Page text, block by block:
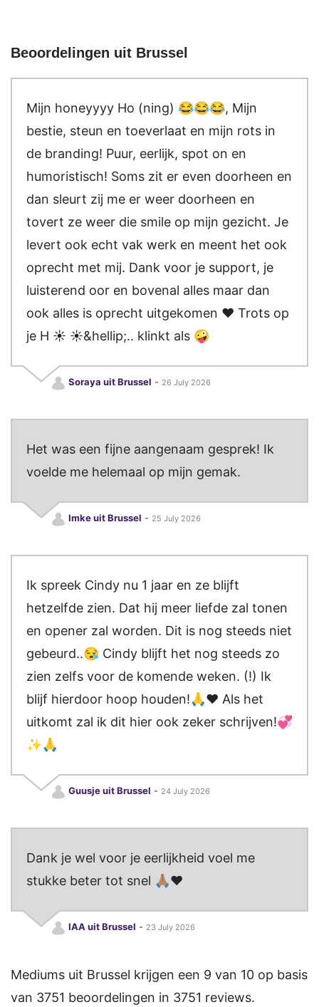
Beoordelingen uit Brussel
Mijn honeyyyy Ho (ning) 😂😂😂, Mijn
bestie, steun en toeverlaat en mijn rots in
de branding! Puur, eerlijk, spot on en
humoristisch! Soms zit er even doorheen en
dan sleurt zij me er weer doorheen en
tovert ze weer die smile op mijn gezicht. Je
levert ook echt vak werk en meent het ook
oprecht met mij. Dank voor je support, je
luisterend oor en bovenal alles maar dan
ook alles is oprecht uitgekomen ❤️ Trots op
je H ☀️ ☀️&hellip;.. klinkt als 🤪
Soraya uit Brussel - 26 July 2026
Het was een fijne aangenaam gesprek! Ik
voelde me helemaal op mijn gemak.
Imke uit Brussel - 25 July 2026
Ik spreek Cindy nu 1 jaar en ze blijft
hetzelfde zien. Dat hij meer liefde zal tonen
en opener zal worden. Dit is nog steeds niet
gebeurd..😪 Cindy blijft het nog steeds zo
zien zelfs voor de komende weken. (!) Ik
blijf hierdoor hoop houden!🙏❤️ Als het
uitkomt zal ik dit hier ook zeker schrijven!💞
✨️🙏
Guusje uit Brussel - 24 July 2026
Dank je wel voor je eerlijkheid voel me
stukke beter tot snel 🙏🏽❤️
IAA uit Brussel - 23 July 2026
Mediums uit Brussel krijgen een 9 van 10 op basis
van 3751 beoordelingen in 3751 reviews.